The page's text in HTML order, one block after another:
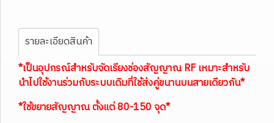
รายละเอียดสินค้า
*เป็นอุปกรณ์สำหรับจัดเรียงช่องสัญญาณ RF เหมาะสำหรับ
นำไปใช้งานร่วมกับระบบเดิมที่ใช้ส่งคู่ขนานบนสายเดียวกัน*
*ใช้ขยายสัญญาณ ตั้งแต่ 80-150 จุด*